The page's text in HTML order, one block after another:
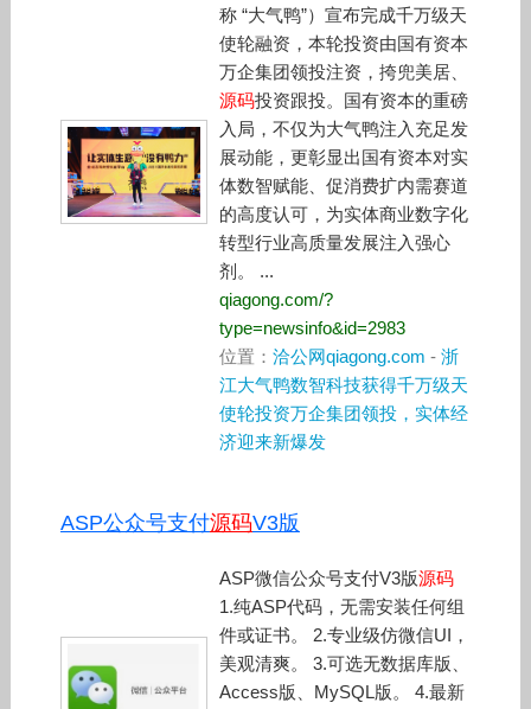
称 “大气鸭”）宣布完成千万级天
使轮融资，本轮投资由国有资本
万企集团领投注资，挎兜美居、
源码投资跟投。国有资本的重磅
入局，不仅为大气鸭注入充足发
展动能，更彰显出国有资本对实
体数智赋能、促消费扩内需赛道
的高度认可，为实体商业数字化
转型行业高质量发展注入强心
剂。 ...
qiagong.com/?
type=newsinfo&id=2983
位置： 洽公网qiagong.com - 浙
江大气鸭数智科技获得千万级天
使轮投资万企集团领投，实体经
济迎来新爆发
ASP公众号支付源码V3版
ASP微信公众号支付V3版源码
1.纯ASP代码，无需安装任何组
件或证书。 2.专业级仿微信UI，
美观清爽。 3.可选无数据库版、
Access版、MySQL版。 4.最新